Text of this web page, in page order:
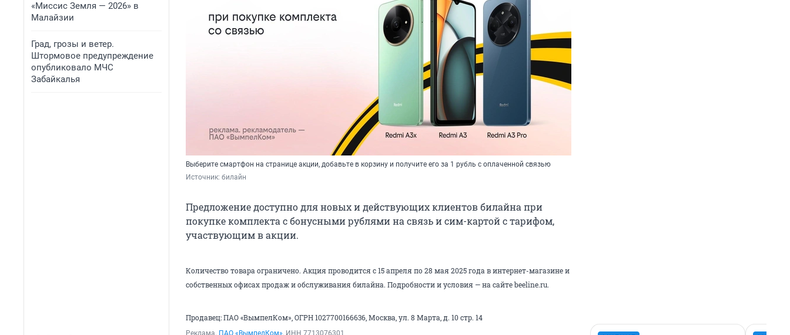
«Миссис Земля — 2026» в
Малайзии
Град, грозы и ветер.
Штормовое предупреждение
опубликовало МЧС
Забайкалья
Выберите смартфон на странице акции, добавьте в корзину и получите его за 1 рубль с оплаченной связью
Источник: билайн
Предложение доступно для новых и действующих клиентов билайна при
покупке комплекта с бонусными рублями на связь и сим-картой с тарифом,
участвующим в акции.
Количество товара ограничено. Акция проводится с 15 апреля по 28 мая 2025 года в интернет-магазине и
собственных офисах продаж и обслуживания билайна. Подробности и условия — на сайтеbeeline.ru.
Продавец: ПАО «ВымпелКом», ОГРН 1027700166636, Москва, ул. 8 Марта, д. 10 стр. 14
Реклама. ПАО «ВымпелКом», ИНН 7713076301